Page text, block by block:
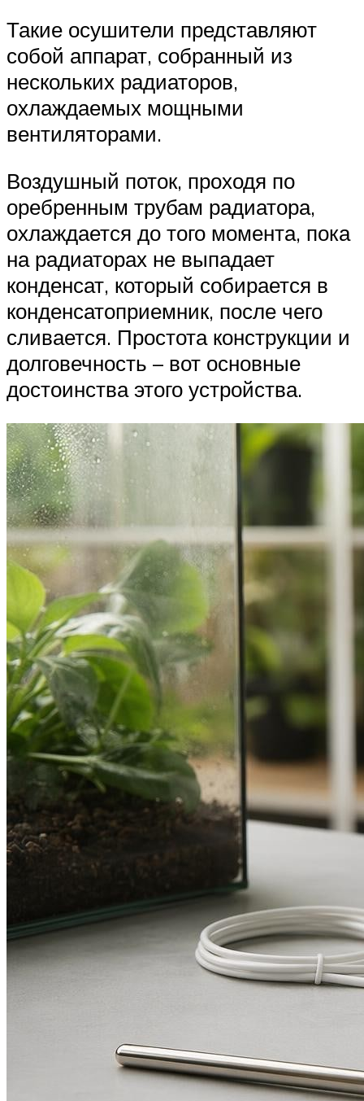
Такие осушители представляют
собой аппарат, собранный из
нескольких радиаторов,
охлаждаемых мощными
вентиляторами.
Воздушный поток, проходя по
оребренным трубам радиатора,
охлаждается до того момента, пока
на радиаторах не выпадает
конденсат, который собирается в
конденсатоприемник, после чего
сливается. Простота конструкции и
долговечность – вот основные
достоинства этого устройства.